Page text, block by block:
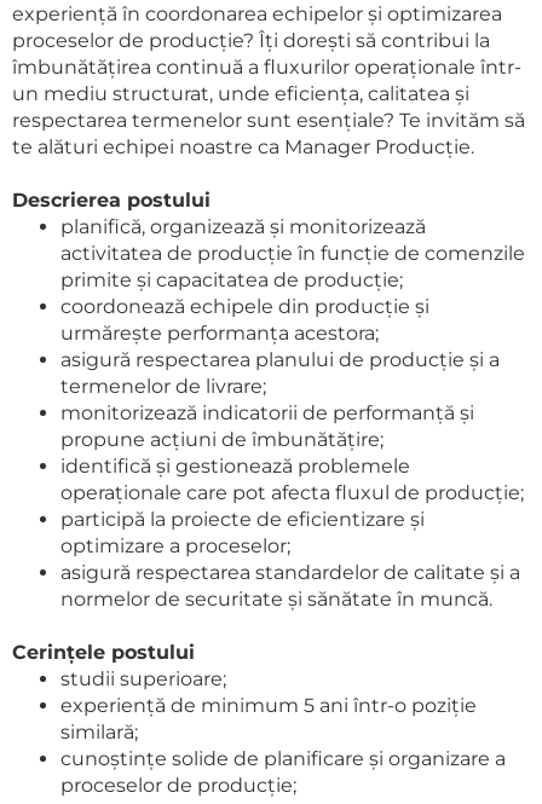
experiență în coordonarea echipelor și optimizarea
proceselor de producție? Îți dorești să contribui la
îmbunătățirea continuă a fluxurilor operaționale într-
un mediu structurat, unde eficiența, calitatea și
respectarea termenelor sunt esențiale? Te invităm să
te alături echipei noastre ca Manager Producție.
Descrierea postului
planifică, organizează și monitorizează
activitatea de producție în funcție de comenzile
primite și capacitatea de producție;
coordonează echipele din producție și
urmărește performanța acestora;
asigură respectarea planului de producție și a
termenelor de livrare;
monitorizează indicatorii de performanță și
propune acțiuni de îmbunătățire;
identifică și gestionează problemele
operaționale care pot afecta fluxul de producție;
participă la proiecte de eficientizare și
optimizare a proceselor;
asigură respectarea standardelor de calitate și a
normelor de securitate și sănătate în muncă.
Cerințele postului
studii superioare;
experiență de minimum 5 ani într-o poziție
similară;
cunoștințe solide de planificare și organizare a
proceselor de producție;